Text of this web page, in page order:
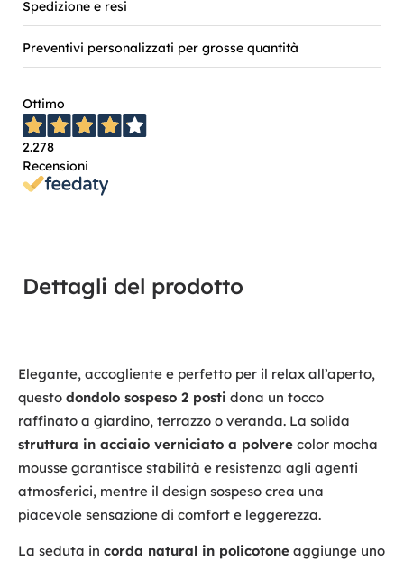
Spedizione e resi
Preventivi personalizzati per grosse quantità
Ottimo
2.278
Recensioni
Dettagli del prodotto
Elegante, accogliente e perfetto per il relax all’aperto,
questo dondolo sospeso 2 posti dona un tocco
raffinato a giardino, terrazzo o veranda. La solida
struttura in acciaio verniciato a polvere color mocha
mousse garantisce stabilità e resistenza agli agenti
atmosferici, mentre il design sospeso crea una
piacevole sensazione di comfort e leggerezza.
La seduta in corda natural in policotone aggiunge uno